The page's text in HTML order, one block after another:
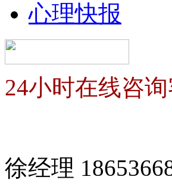
心理快报
24小时在线咨询
徐经理